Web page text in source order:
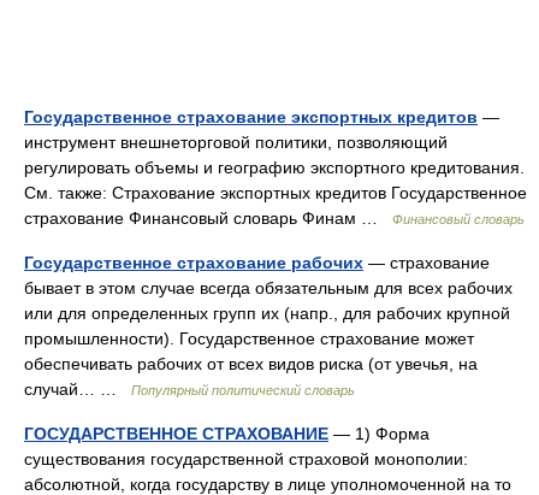
Государственное страхование экспортных кредитов —
инструмент внешнеторговой политики, позволяющий
регулировать объемы и географию экспортного кредитования.
См. также: Страхование экспортных кредитов Государственное
страхование Финансовый словарь Финам …
Финансовый словарь
Государственное страхование рабочих — страхование
бывает в этом случае всегда обязательным для всех рабочих
или для определенных групп их (напр., для рабочих крупной
промышленности). Государственное страхование может
обеспечивать рабочих от всех видов риска (от увечья, на
случай… …
Популярный политический словарь
ГОСУДАРСТВЕННОЕ СТРАХОВАНИЕ — 1) Форма
существования государственной страховой монополии:
абсолютной, когда государству в лице уполномоченной на то